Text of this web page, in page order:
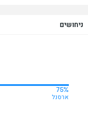
ניחושים
75%
ארסנל